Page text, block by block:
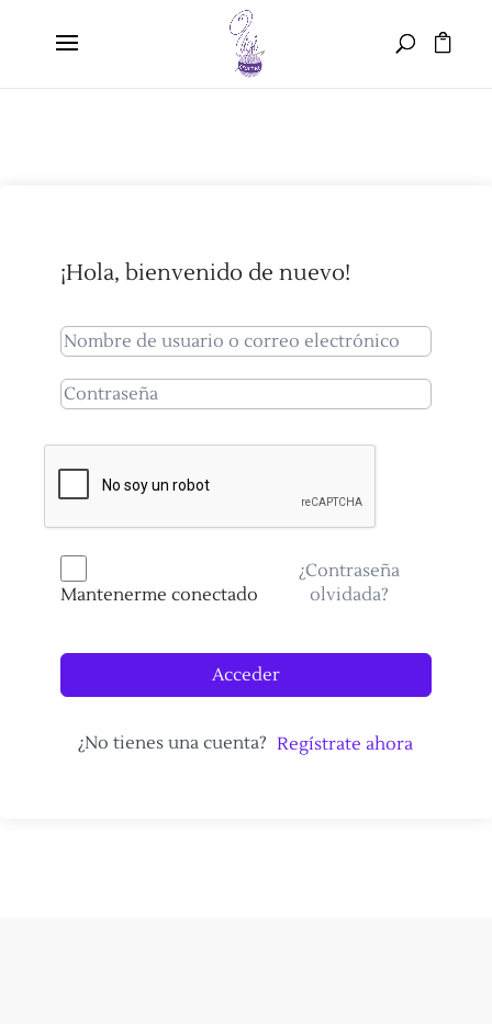
¡Hola, bienvenido de nuevo!
Mantenerme conectado
¿Contraseña
olvidada?
Acceder
¿No tienes una cuenta? Regístrate ahora